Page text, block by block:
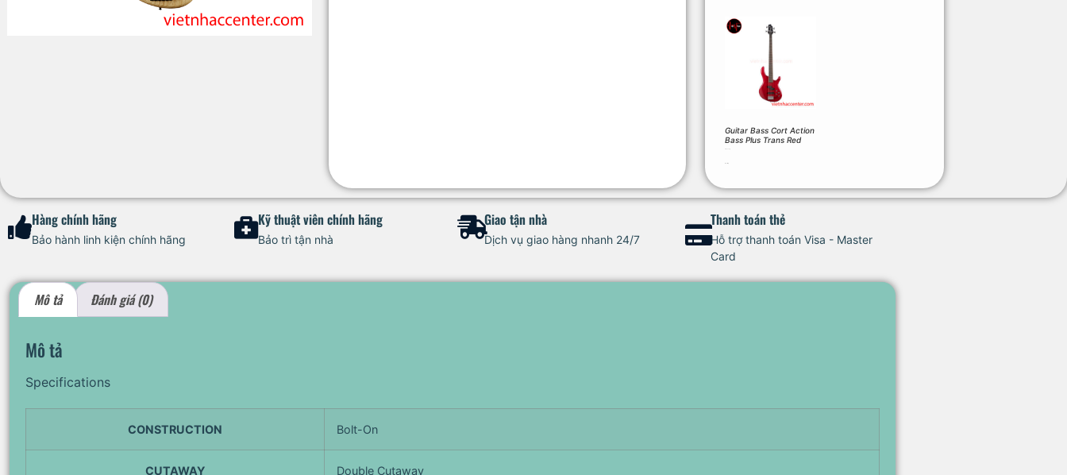
Guitar Bass Cort Action
Bass Plus Trans Red
Hàng chính hãng
Bảo hành linh kiện chính hãng
Kỹ thuật viên chính hãng
Bảo trì tận nhà
Giao tận nhà
Dịch vụ giao hàng nhanh 24/7
Thanh toán thẻ
Hỗ trợ thanh toán Visa - Master
Card
Mô tả Đánh giá (0)
Mô tả
Specifications
CONSTRUCTION Bolt-On
CUTAWAY Double Cutaway